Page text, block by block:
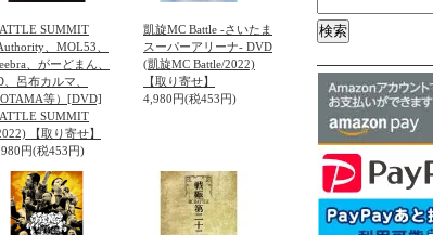
SUMMIT
、MOL53、
、がーどまん、
、呂布カルマ、
等）[DVD]
SUMMIT
【取り寄せ】
円(税453円)
凱旋MC Battle -さいたま
スーパーアリーナ- DVD
(凱旋MC Battle/2022)
【取り寄せ】
4,980円(税453円)